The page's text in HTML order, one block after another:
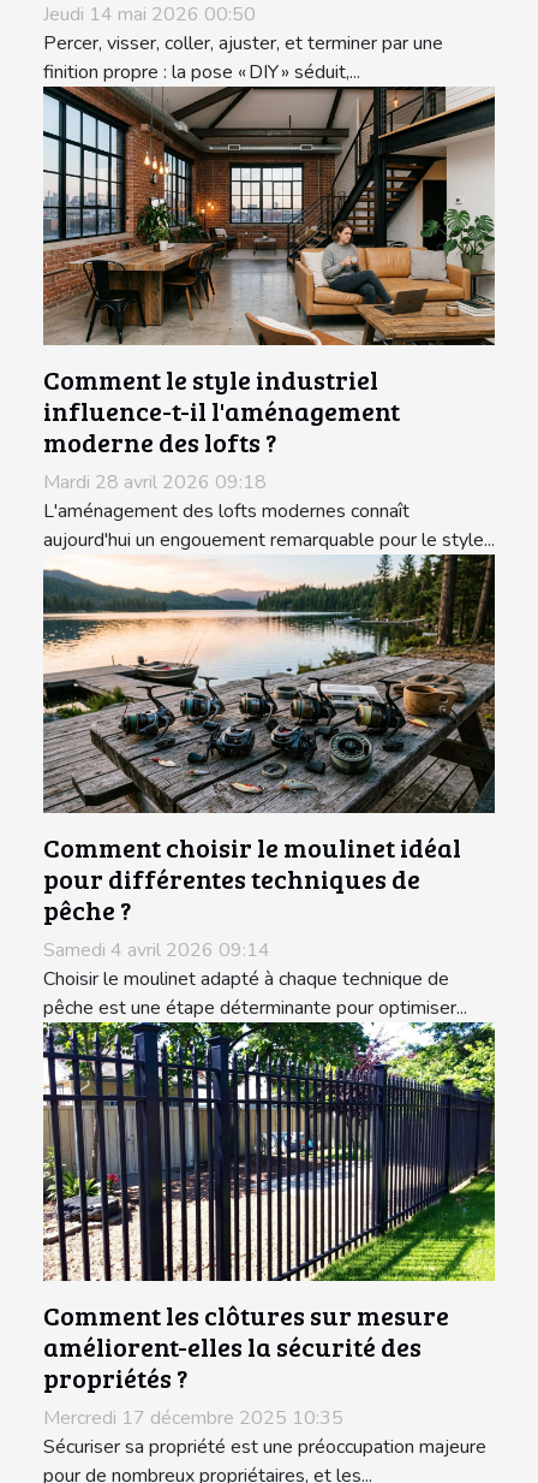
Jeudi 14 mai 2026 00:50
Percer, visser, coller, ajuster, et terminer par une
finition propre : la pose « DIY » séduit,...
Comment le style industriel
influence-t-il l'aménagement
moderne des lofts ?
Mardi 28 avril 2026 09:18
L'aménagement des lofts modernes connaît
aujourd'hui un engouement remarquable pour le style...
Comment choisir le moulinet idéal
pour différentes techniques de
pêche ?
Samedi 4 avril 2026 09:14
Choisir le moulinet adapté à chaque technique de
pêche est une étape déterminante pour optimiser...
Comment les clôtures sur mesure
améliorent-elles la sécurité des
propriétés ?
Mercredi 17 décembre 2025 10:35
Sécuriser sa propriété est une préoccupation majeure
pour de nombreux propriétaires, et les...